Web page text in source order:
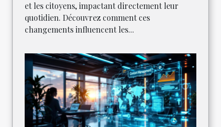
et les citoyens, impactant directement leur
quotidien. Découvrez comment ces
changements influencent les...